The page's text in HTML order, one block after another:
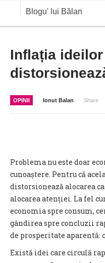
Blogu' lui Bălan
OPINII
ANALIZE
COTATII BVB
Inflația
OPINII Ionut Balan Share
Problema nu este doar
cunoaștere. Pentru că
distorsionează alocarea
alocarea atenției. La fel
economia spre consum,
gândirea spre concluzii
de prosperitate aparentă:
Există idei care circulă